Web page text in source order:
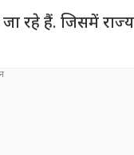
रहे हैं. जिसमें